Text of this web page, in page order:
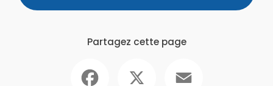
Partagez cette page